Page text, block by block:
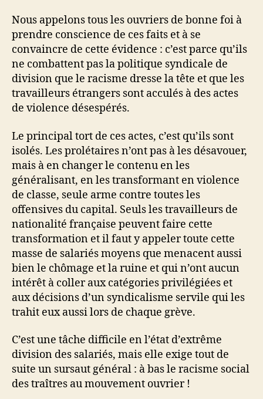
Nous appelons tous les ouvriers de bonne foi à
prendre conscience de ces faits et à se
convaincre de cette évidence : c’est parce qu’ils
ne combattent pas la politique syndicale de
division que le racisme dresse la tête et que les
travailleurs étrangers sont acculés à des actes
de violence désespérés.
Le principal tort de ces actes, c’est qu’ils sont
isolés. Les prolétaires n’ont pas à les désavouer,
mais à en changer le contenu en les
généralisant, en les transformant en violence
de classe, seule arme contre toutes les
offensives du capital. Seuls les travailleurs de
nationalité française peuvent faire cette
transformation et il faut y appeler toute cette
masse de salariés moyens que menacent aussi
bien le chômage et la ruine et qui n’ont aucun
intérêt à coller aux catégories privilégiées et
aux décisions d’un syndicalisme servile qui les
trahit eux aussi lors de chaque grève.
C’est une tâche difficile en l’état d’extrême
division des salariés, mais elle exige tout de
suite un sursaut général : à bas le racisme social
des traîtres au mouvement ouvrier !